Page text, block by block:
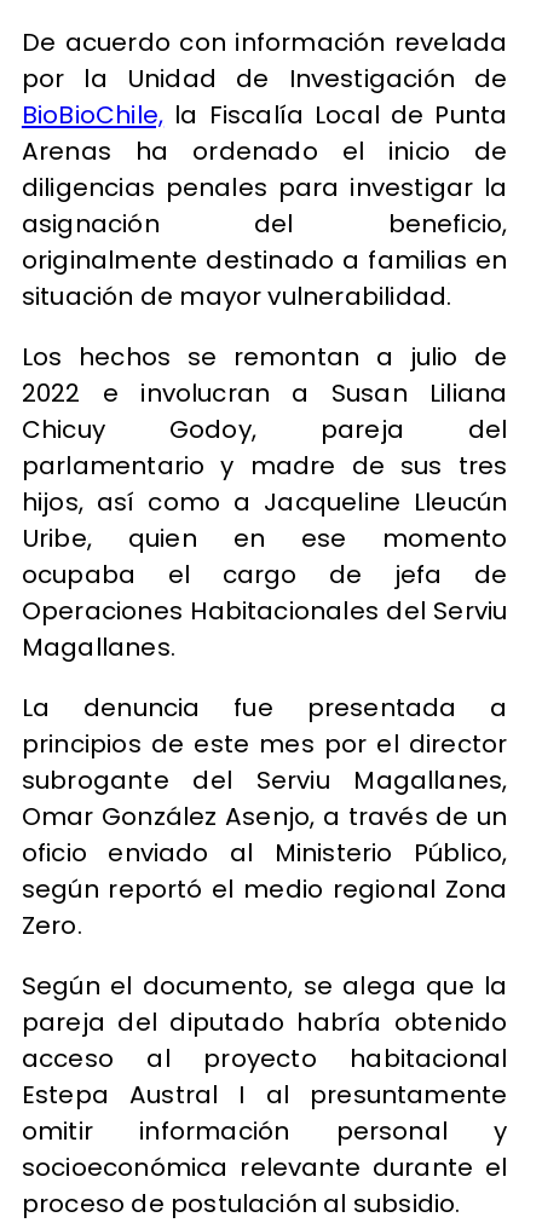
De acuerdo con información revelada
por la Unidad de Investigación de
BioBioChile, la Fiscalía Local de Punta
Arenas ha ordenado el inicio de
diligencias penales para investigar la
asignación del beneficio,
originalmente destinado a familias en
situación de mayor vulnerabilidad.
Los hechos se remontan a julio de
2022 e involucran a Susan Liliana
Chicuy Godoy, pareja del
parlamentario y madre de sus tres
hijos, así como a Jacqueline Lleucún
Uribe, quien en ese momento
ocupaba el cargo de jefa de
Operaciones Habitacionales del Serviu
Magallanes.
La denuncia fue presentada a
principios de este mes por el director
subrogante del Serviu Magallanes,
Omar González Asenjo, a través de un
oficio enviado al Ministerio Público,
según reportó el medio regional Zona
Zero.
Según el documento, se alega que la
pareja del diputado habría obtenido
acceso al proyecto habitacional
Estepa Austral I al presuntamente
omitir información personal y
socioeconómica relevante durante el
proceso de postulación al subsidio.